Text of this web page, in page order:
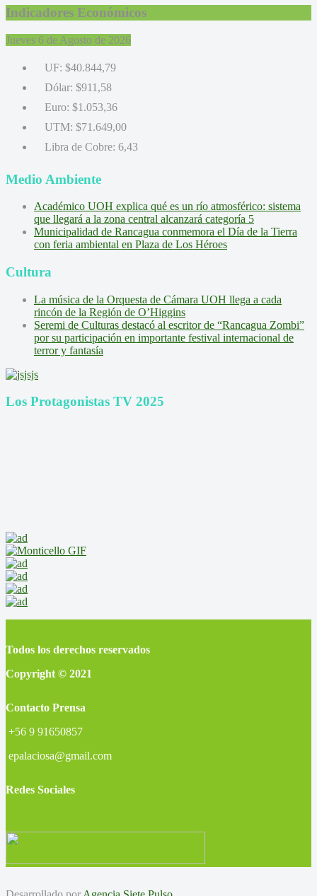
Indicadores Económicos
Jueves 6 de Agosto de 2026
UF: $40.844,79
Dólar: $911,58
Euro: $1.053,36
UTM: $71.649,00
Libra de Cobre: 6,43
Medio Ambiente
Académico UOH explica qué es un río atmosférico: sistema
que llegará a la zona central alcanzará categoría 5
Municipalidad de Rancagua conmemora el Día de la Tierra
con feria ambiental en Plaza de Los Héroes
Cultura
La música de la Orquesta de Cámara UOH llega a cada
rincón de la Región de O’Higgins
Seremi de Culturas destacó al escritor de “Rancagua Zombi”
por su participación en importante festival internacional de
terror y fantasía
Los Protagonistas TV 2025
Todos los derechos reservados
Copyright © 2021
Contacto Prensa
+56 9 91650857
epalaciosa@gmail.com
Redes Sociales